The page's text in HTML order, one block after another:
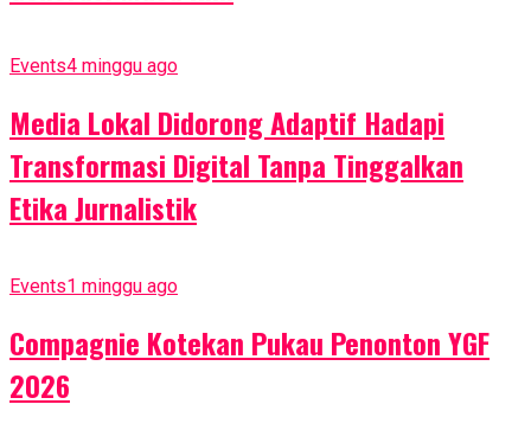
Events4 minggu ago
Media Lokal Didorong Adaptif Hadapi
Transformasi Digital Tanpa Tinggalkan
Etika Jurnalistik
Events1 minggu ago
Compagnie Kotekan Pukau Penonton YGF
2026